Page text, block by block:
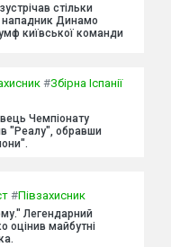
стільки
нападник Динамо
київської команди
#Збірна Іспанії
Чемпіонату
"Реалу", обравши
#Півзахисник
Легендарний
оцінив майбутні